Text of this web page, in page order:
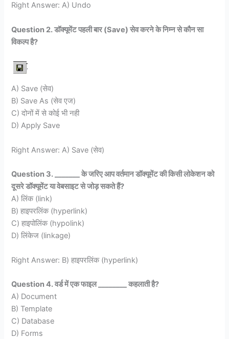
Right Answer: A) Undo
Question 2. डॉक्यूमेंट पहली बार (Save) सेव करने के निम्न से कौन सा
विकल्प है?
A) Save (सेव)
B) Save As (सेव एज)
C) दोनों में से कोई भी नही
D) Apply Save
Right Answer: A) Save (सेव)
Question 3. _______ के जरिए आप वर्तमान डॉक्यूमेंट की किसी लोकेशन को
दूसरे डॉक्यूमेंट या वेबसाइट से जोड़ सकते हैं?
A) लिंक (link)
B) हाइपरलिंक (hyperlink)
C) हाइपोलिंक (hypolink)
D) लिंकेज (linkage)
Right Answer: B) हाइपरलिंक (hyperlink)
Question 4. वर्ड में एक फाइल ________ कहलाती है?
A) Document
B) Template
C) Database
D) Forms